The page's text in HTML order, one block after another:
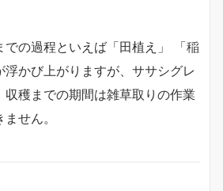
での過程といえば「田植え」 「稲
かび上がりますが、ササシグレ
収穫までの期間は雑草取りの作業
せん。